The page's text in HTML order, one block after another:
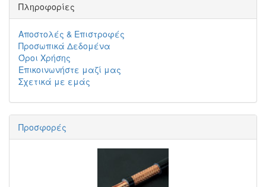
Πληροφορίες
Αποστολές & Επιστροφές
Προσωπικά Δεδομένα
Όροι Χρήσης
Επικοινωνήστε μαζί μας
Σχετικά με εμάς
Προσφορές